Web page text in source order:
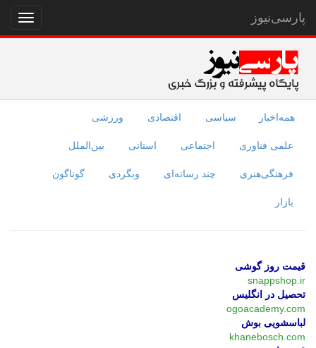
نمایش
منو
پارسی‌نیوز
همه‌اخبار سیاسی اقتصادی ورزشی
علمی فناوری اجتماعی استانی بین‌الملل
فرهنگی‌هنری چند رسانه‌ای وبگردی گوناگون
بازار
قیمت روز گوشی
snappshop.ir
تحصیل در انگلیس
ogoacademy.com
لباسشویی بوش
khanebosch.com